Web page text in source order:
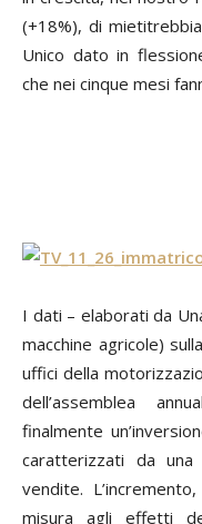
(+18%), di
Unico dato in
che nei cinque mesi
I dati – elaborati da
macchine agricole)
uffici della
dell’assemblea
finalmente
caratterizzati da
vendite.
misura agli effetti